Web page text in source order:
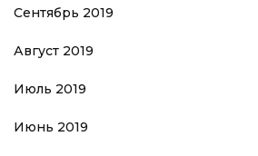
Сентябрь 2019
Август 2019
Июль 2019
Июнь 2019